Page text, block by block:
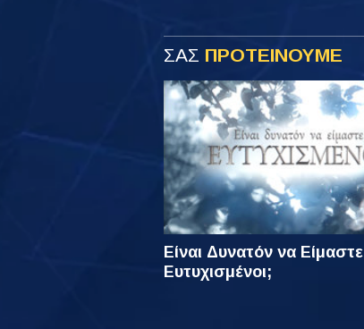
ΣΑΣ ΠΡΟΤΕΙΝΟΥΜΕ
Είναι Δυνατόν να Είμαστε
Ευτυχισμένοι;